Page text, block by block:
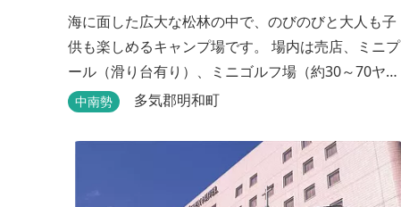
海に面した広大な松林の中で、のびのびと大人も子
供も楽しめるキャンプ場です。 場内は売店、ミニプ
ール（滑り台有り）、ミニゴルフ場（約30～70ヤー
ドのホールが7つあるショートコース）などもありま
す。周辺観光地には、伊勢志摩国立公園の玄関口に
中南勢 多気郡明和町